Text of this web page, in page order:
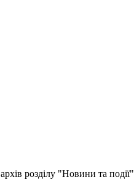
архів розділу "Новини та події"